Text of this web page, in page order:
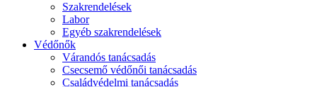
Szakrendelések
Labor
Egyéb szakrendelések
Védőnők
Várandós tanácsadás
Csecsemő védőnői tanácsadás
Családvédelmi tanácsadás